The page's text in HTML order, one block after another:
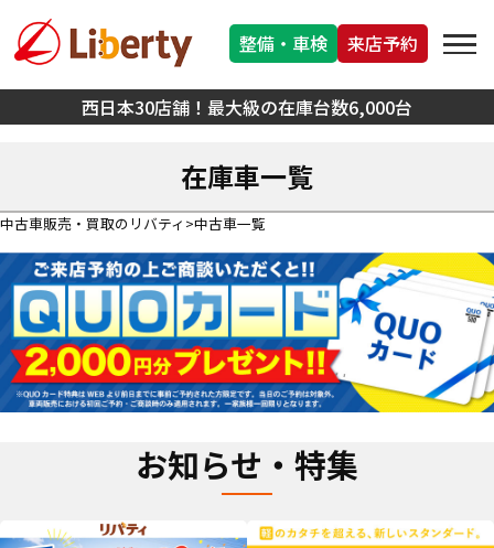
西日本30店舗！最大級の在庫台数6,000台
整備・車検 来店予約
在庫車一覧
中古車販売・買取のリバティ 中古車一覧
お知らせ・特集